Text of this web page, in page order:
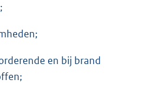
en bij brand